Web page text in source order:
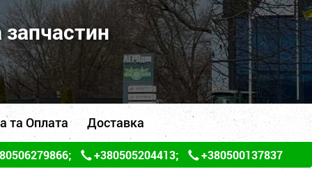
запчастин
та Оплата Доставка
; +380505204413; +380500137837